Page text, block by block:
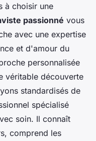
à choisir une
passionné vous
avec une expertise
et d'amour du
personnalisée
véritable découverte
standardisés de
spécialisé
soin. Il connaît
comprend les